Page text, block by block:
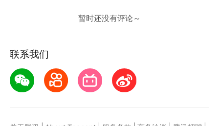
联系我们